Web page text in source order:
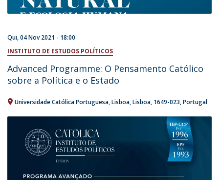
Qui, 04 Nov 2021 - 18:00
INSTITUTO DE ESTUDOS POLÍTICOS
Advanced Programme: O Pensamento Católico
sobre a Política e o Estado
Universidade Católica Portuguesa Lisboa Lisboa 1649-023 Portugal